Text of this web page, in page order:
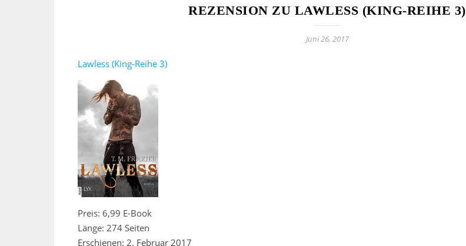
REZENSION ZU LAWLESS (KING-REIHE 3)
Juni 26, 2017
Lawless (King-Reihe 3)
Preis: 6,99 E-Book
Länge: 274 Seiten
Erschienen: 2. Februar 2017